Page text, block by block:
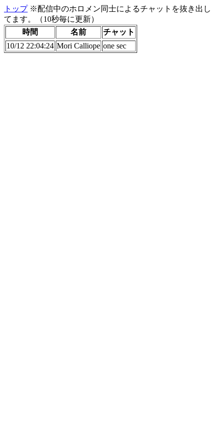
トップ※配信中のホロメン同士によるチャットを抜き出し
てます。（10秒毎に更新）
時間
名前
チャット
10/12 22:04:24 Mori Calliope one sec